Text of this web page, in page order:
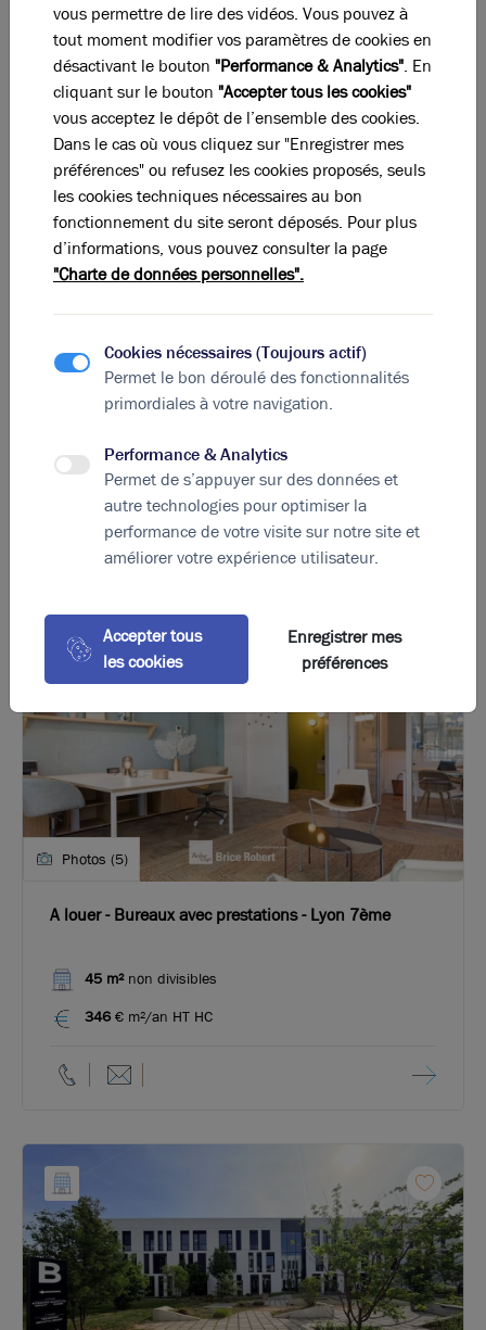
Eléments affichés non contractuels
DPE & GES
B C D E F G
Diagnostic de performance énergétique
Diagnostic DPE en cours
Indice d'émission de gaz à effet de serre
Diagnostic GES en cours
La perle rare pour votre projet immobilier
Ces offres peuvent vous intéresser !
Photos (5)
A louer - Bureaux avec prestations - Lyon 7ème
45 m²non divisibles
346 € m²/an HT HC
vous permettre de lire des vidéos. Vous pouvez à
tout moment modifier vos paramètres de cookies en
désactivant le bouton "Performance & Analytics". En
cliquant sur le bouton "Accepter tous les cookies"
vous acceptez le dépôt de l’ensemble des cookies.
Dans le cas où vous cliquez sur "Enregistrer mes
préférences" ou refusez les cookies proposés, seuls
les cookies techniques nécessaires au bon
fonctionnement du site seront déposés. Pour plus
d’informations, vous pouvez consulter la page
"Charte de données personnelles".
Cookies nécessaires (Toujours actif)
Permet le bon déroulé des fonctionnalités
primordiales à votre navigation.
Performance & Analytics
Permet de s’appuyer sur des données et
autre technologies pour optimiser la
performance de votre visite sur notre site et
améliorer votre expérience utilisateur.
Accepter tous
les cookies
Enregistrer mes
préférences